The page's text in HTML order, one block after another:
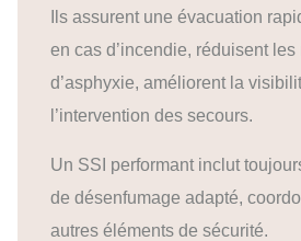
Ils assurent une évacuation
en cas d’incendie, réduisent les
d’asphyxie, améliorent la
l’intervention des secours.
Un SSI performant inclut
de désenfumage adapté,
autres éléments de sécurité.